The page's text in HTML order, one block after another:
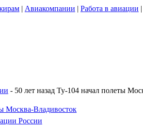
| Авиакомпании | Работа в авиации |
- 50 лет назад Ту-104 начал полеты
Москва-Владивосток
России